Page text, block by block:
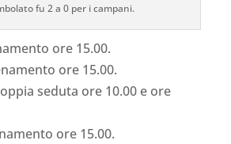
fu 2 a 0 per i campani.
ore 15.00.
ore 15.00.
seduta ore 10.00 e ore
ore 15.00.